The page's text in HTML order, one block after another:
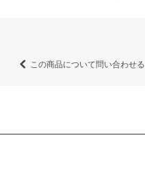
この商品について問い合わせる